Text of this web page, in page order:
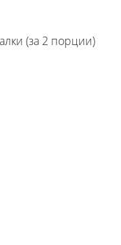
(за 2 порции)